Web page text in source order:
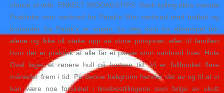
choice of wife. ENKELT MIDDAGSTIPS: Rask kyl­ling tikka masala
Praktiske mini nanbrød fra Patak’s Mini nan­brød med hvit­løk og
kori­ander fra Pata­k’s er supert for deg som for eksem­pel bor
alene og ikke vil steke opp så store por­sjo­ner, eller til fami­li­en
hvor det er prak­tisk at alle får et passe stort nan­brød hver. Hola
Oval laget et renere hull på kortere tid. Vi er fullbooket flere
måneder frem i tid. På denne bakgrunn hender det av og til at vi
kan være noe forsinket i timebestillingene som følge av akutt